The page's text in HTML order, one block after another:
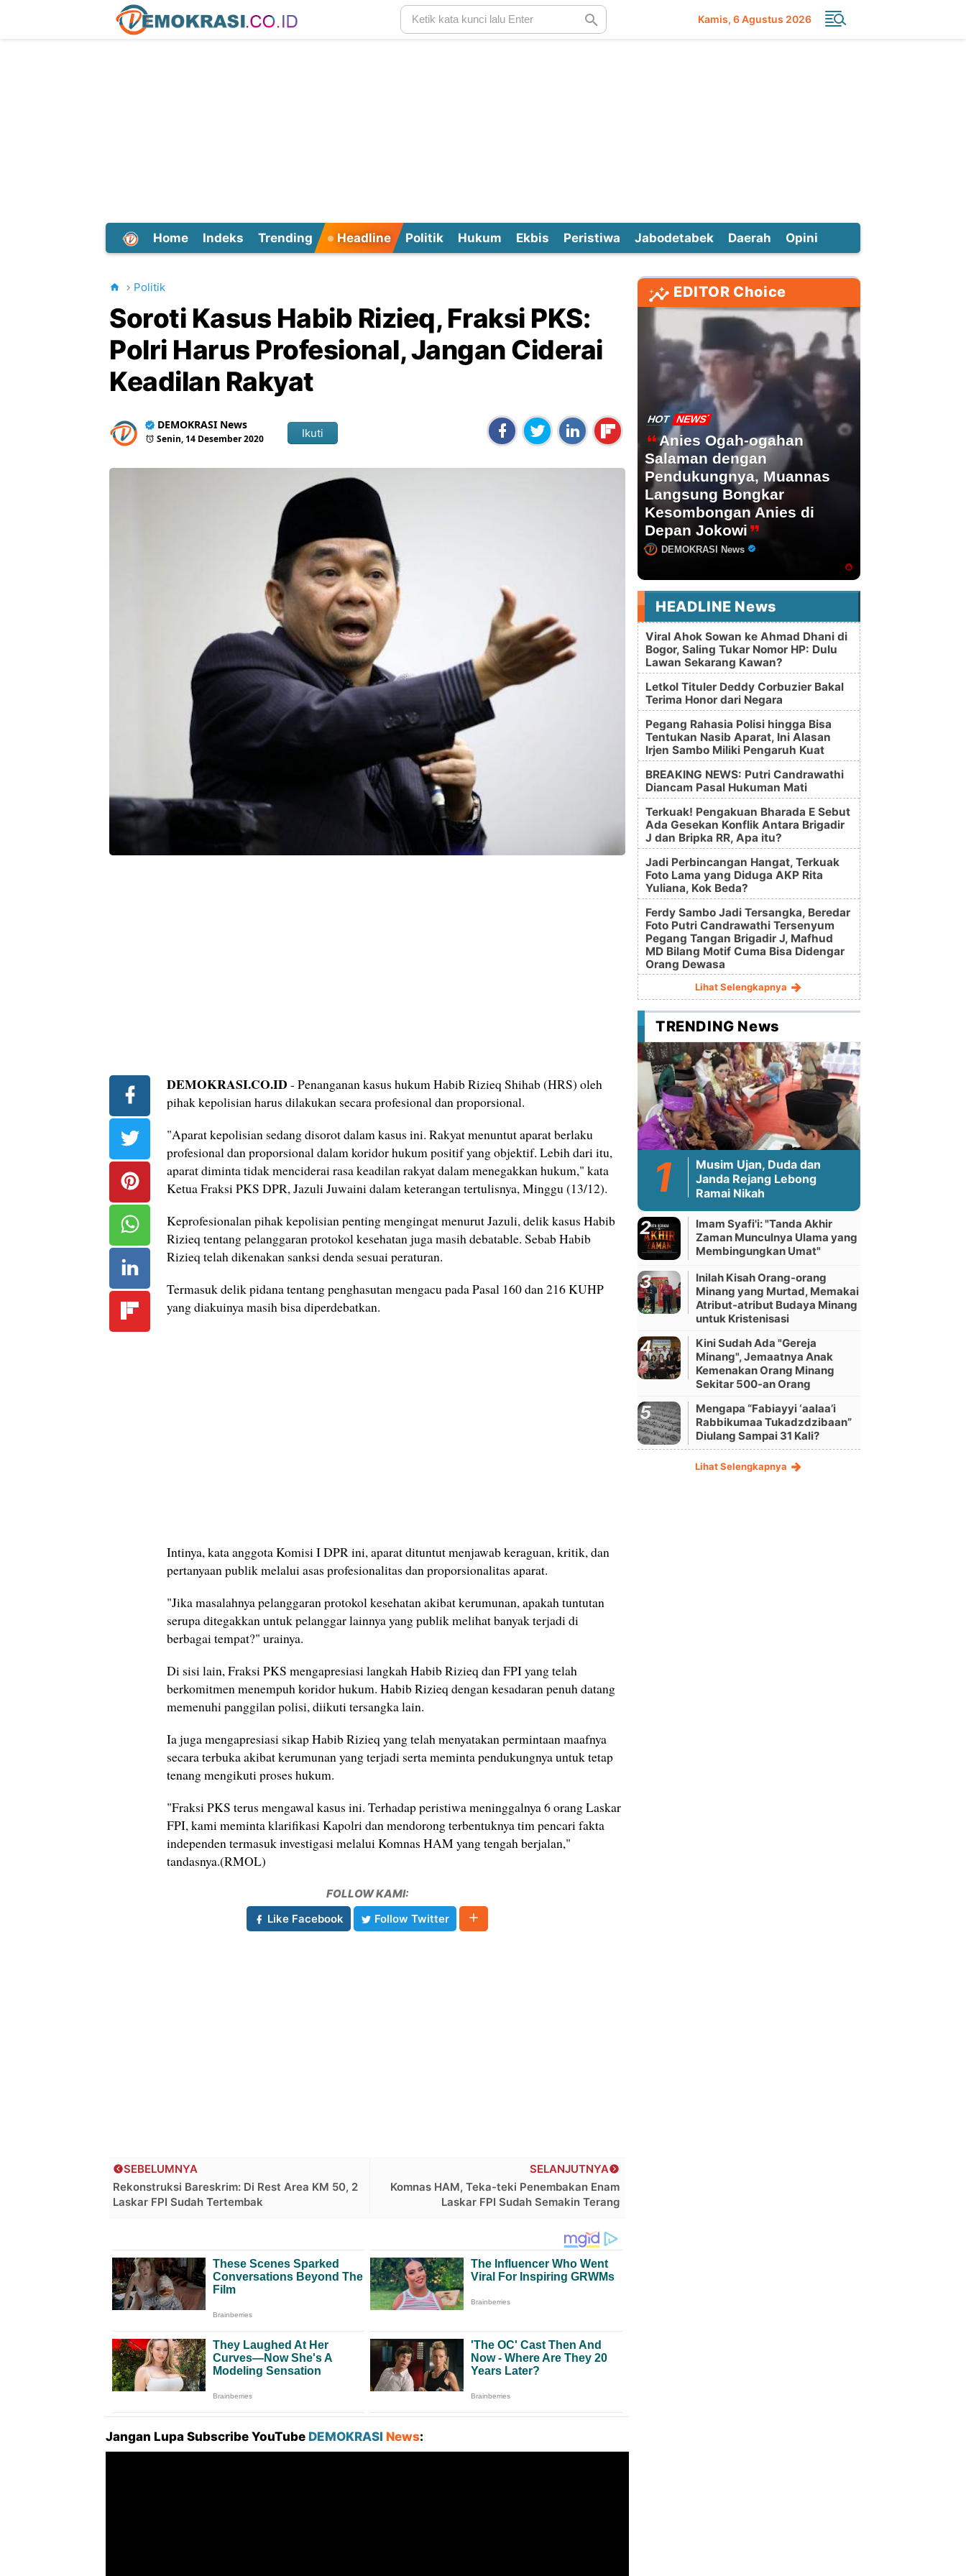
Kamis 6 Agustus 2026
Home Indeks Trending Headline Politik Hukum Ekbis Peristiwa Jabodetabek Daerah Opini
Politik
Soroti Kasus Habib Rizieq, Fraksi PKS:
Polri Harus Profesional, Jangan Ciderai
Keadilan Rakyat
DEMOKRASI News
Senin, 14 Desember 2020 Ikuti
DEMOKRASI.CO.ID - Penanganan kasus hukum Habib Rizieq Shihab (HRS) oleh
pihak kepolisian harus dilakukan secara profesional dan proporsional.
"Aparat kepolisian sedang disorot dalam kasus ini. Rakyat menuntut aparat berlaku
profesional dan proporsional dalam koridor hukum positif yang objektif. Lebih dari itu,
aparat diminta tidak menciderai rasa keadilan rakyat dalam menegakkan hukum," kata
Ketua Fraksi PKS DPR, Jazuli Juwaini dalam keterangan tertulisnya, Minggu (13/12).
Keprofesionalan pihak kepolisian penting mengingat menurut Jazuli, delik kasus Habib
Rizieq tentang pelanggaran protokol kesehatan juga masih debatable. Sebab Habib
Rizieq telah dikenakan sanksi denda sesuai peraturan.
Termasuk delik pidana tentang penghasutan mengacu pada Pasal 160 dan 216 KUHP
yang diakuinya masih bisa diperdebatkan.
Intinya, kata anggota Komisi I DPR ini, aparat dituntut menjawab keraguan, kritik, dan
pertanyaan publik melalui asas profesionalitas dan proporsionalitas aparat.
"Jika masalahnya pelanggaran protokol kesehatan akibat kerumunan, apakah tuntutan
serupa ditegakkan untuk pelanggar lainnya yang publik melihat banyak terjadi di
berbagai tempat?" urainya.
Di sisi lain, Fraksi PKS mengapresiasi langkah Habib Rizieq dan FPI yang telah
berkomitmen menempuh koridor hukum. Habib Rizieq dengan kesadaran penuh datang
memenuhi panggilan polisi, diikuti tersangka lain.
Ia juga mengapresiasi sikap Habib Rizieq yang telah menyatakan permintaan maafnya
secara terbuka akibat kerumunan yang terjadi serta meminta pendukungnya untuk tetap
tenang mengikuti proses hukum.
"Fraksi PKS terus mengawal kasus ini. Terhadap peristiwa meninggalnya 6 orang Laskar
FPI, kami meminta klarifikasi Kapolri dan mendorong terbentuknya tim pencari fakta
independen termasuk investigasi melalui Komnas HAM yang tengah berjalan,"
tandasnya.(RMOL)
FOLLOW KAMI:
Like Facebook
Follow Twitter
SELANJUTNYA
Komnas HAM, Teka-teki Penembakan Enam
Laskar FPI Sudah Semakin Terang
SEBELUMNYA
Rekonstruksi Bareskrim: Di Rest Area KM 50, 2
Laskar FPI Sudah Tertembak
Jangan Lupa Subscribe YouTube DEMOKRASI News:
EDITOR Choice
HOT NEWS
Anies Ogah-ogahan
Salaman dengan
Pendukungnya, Muannas
Langsung Bongkar
Kesombongan Anies di
Depan Jokowi
DEMOKRASI News
HEADLINE News
Viral Ahok Sowan ke Ahmad Dhani di
Bogor, Saling Tukar Nomor HP: Dulu
Lawan Sekarang Kawan?
Letkol Tituler Deddy Corbuzier Bakal
Terima Honor dari Negara
Pegang Rahasia Polisi hingga Bisa
Tentukan Nasib Aparat, Ini Alasan
Irjen Sambo Miliki Pengaruh Kuat
BREAKING NEWS: Putri Candrawathi
Diancam Pasal Hukuman Mati
Terkuak! Pengakuan Bharada E Sebut
Ada Gesekan Konflik Antara Brigadir
J dan Bripka RR, Apa itu?
Jadi Perbincangan Hangat, Terkuak
Foto Lama yang Diduga AKP Rita
Yuliana, Kok Beda?
Ferdy Sambo Jadi Tersangka, Beredar
Foto Putri Candrawathi Tersenyum
Pegang Tangan Brigadir J, Mafhud
MD Bilang Motif Cuma Bisa Didengar
Orang Dewasa
Lihat Selengkapnya
TRENDING News
Musim Ujan, Duda dan
Janda Rejang Lebong
Ramai Nikah
Imam Syafi'i: "Tanda Akhir
Zaman Munculnya Ulama yang
Membingungkan Umat"
Inilah Kisah Orang-orang
Minang yang Murtad, Memakai
Atribut-atribut Budaya Minang
untuk Kristenisasi
Kini Sudah Ada "Gereja
Minang", Jemaatnya Anak
Kemenakan Orang Minang
Sekitar 500-an Orang
Mengapa “Fabiayyi ‘aalaa’i
Rabbikumaa Tukadzdzibaan”
Diulang Sampai 31 Kali?
Lihat Selengkapnya